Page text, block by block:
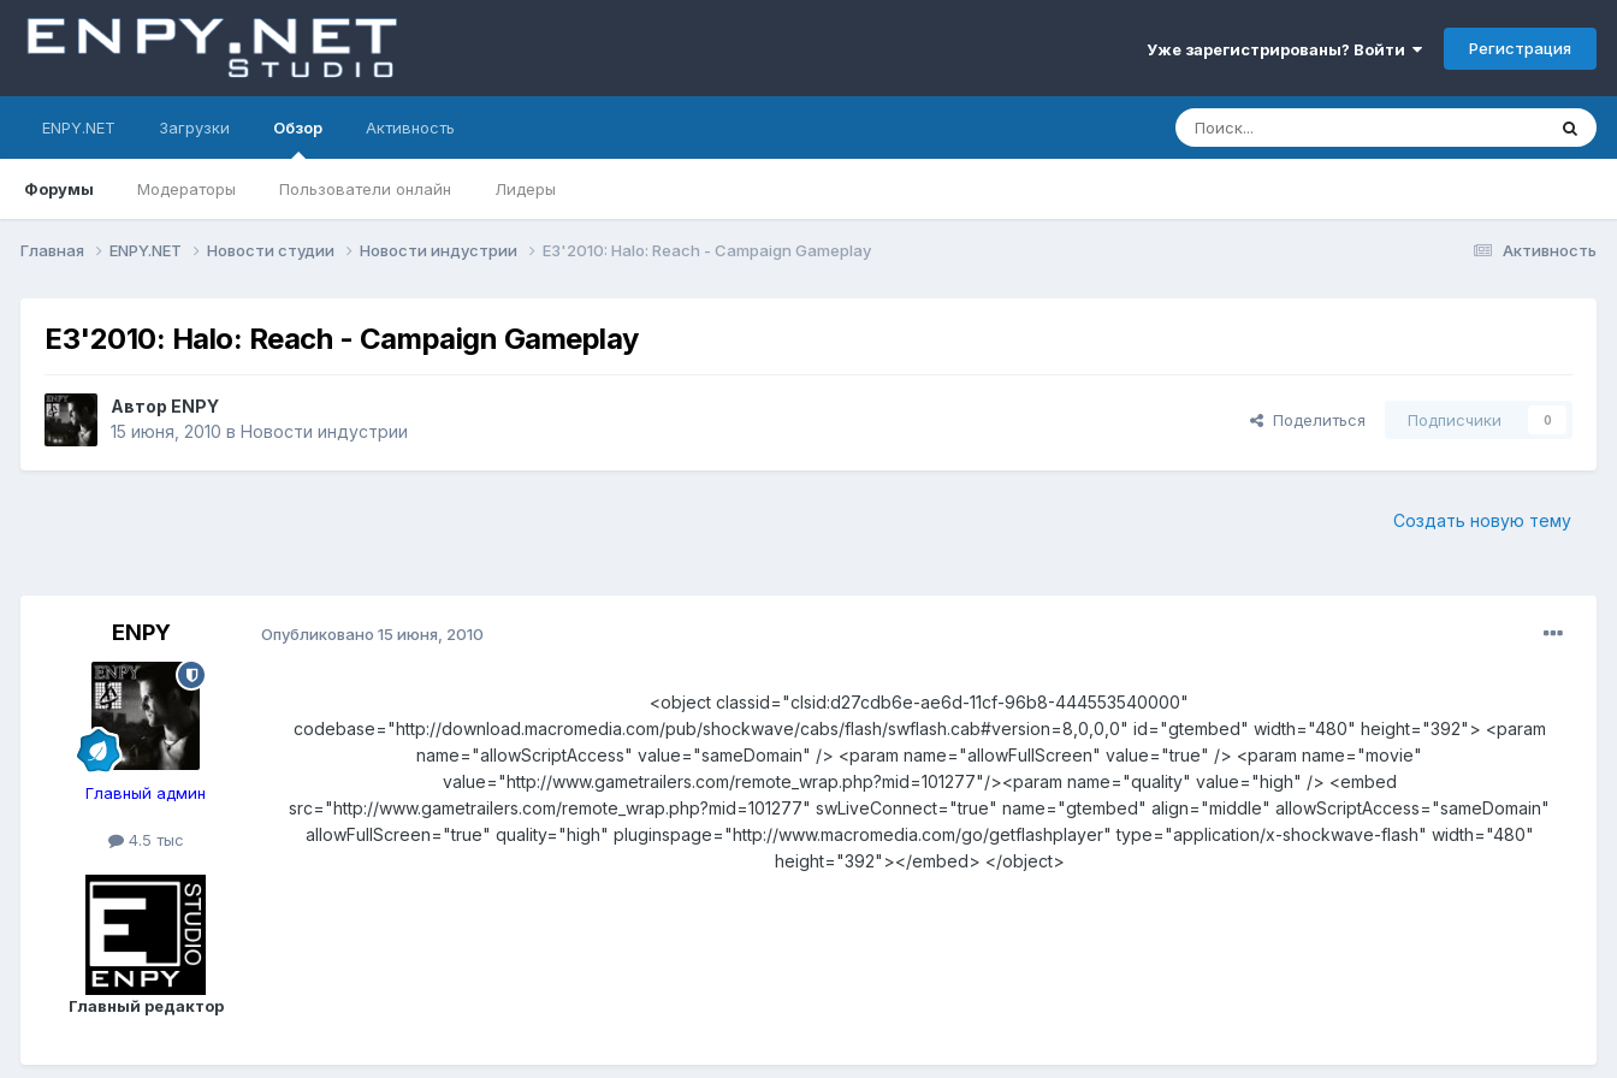
Уже зарегистрированы? Войти Регистрация
ENPY.NET Загрузки Обзор
Форумы Модераторы Пользователи онлайн Лидеры
Активность
Активность
Главная ENPY.NET Новости студии Новости индустрии E3'2010: Halo: Reach - Campaign Gameplay
E3'2010: Halo: Reach - Campaign Gameplay
Автор ENPY
15 июня, 2010 в Новости индустрии
Поделиться Подписчики 0
Создать новую тему
ENPY
Главный админ
4.5 тыс
Главный редактор
Опубликовано 15 июня, 2010
<object classid="clsid:d27cdb6e-ae6d-11cf-96b8-444553540000"
codebase="http://download.macromedia.com/pub/shockwave/cabs/flash/swflash.cab#version=8,0,0,0" id="gtembed" width="480" height="392"> <param
name="allowScriptAccess" value="sameDomain" /> <param name="allowFullScreen" value="true" /> <param name="movie"
value="http://www.gametrailers.com/remote_wrap.php?mid=101277"/><param name="quality" value="high" /> <embed
src="http://www.gametrailers.com/remote_wrap.php?mid=101277" swLiveConnect="true" name="gtembed" align="middle" allowScriptAccess="sameDomain"
allowFullScreen="true" quality="high" pluginspage="http://www.macromedia.com/go/getflashplayer" type="application/x-shockwave-flash" width="480"
height="392"></embed> </object>